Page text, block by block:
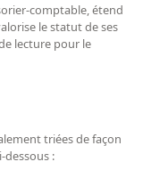
comptable, étend
le statut de ses
lecture pour le
triées de façon
dessous :